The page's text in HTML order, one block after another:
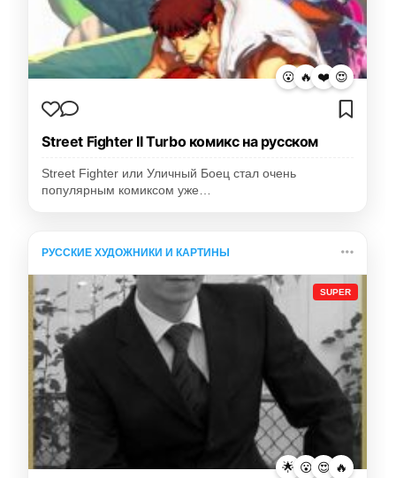
😮 🔥 ❤️ 😍
Street Fighter II Turbo комикс на русском
Street Fighter или Уличный Боец стал очень
популярным комиксом уже…
РУССКИЕ ХУДОЖНИКИ И КАРТИНЫ
SUPER
🌟 😮 😍 🔥